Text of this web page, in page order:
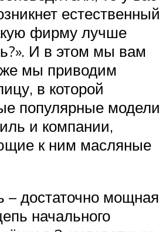
естественный
фирму лучше
И в этом мы вам
мы приводим
в которой
популярные модели
и компании,
к ним масляные
– достаточно мощная
начального